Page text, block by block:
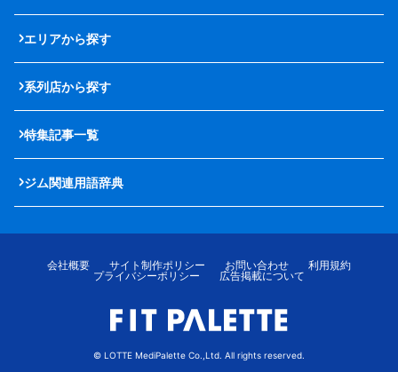
エリアから探す
系列店から探す
特集記事一覧
ジム関連用語辞典
会社概要 サイト制作ポリシー お問い合わせ
利用規約
プライバシーポリシー
広告掲載について
© LOTTE MediPalette Co.,Ltd. All rights reserved.